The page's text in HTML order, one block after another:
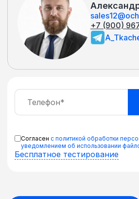
+7 (900)
Согласен с политикой обработки
уведомлением об использовании
Бесплатное тестирование